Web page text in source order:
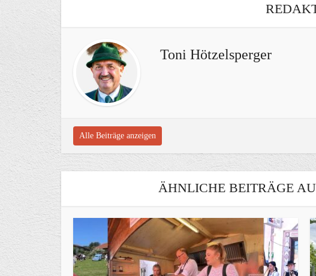
Toni Hötzelsperger
Alle Beiträge anzeigen
ÄHNLICHE BEITRÄGE